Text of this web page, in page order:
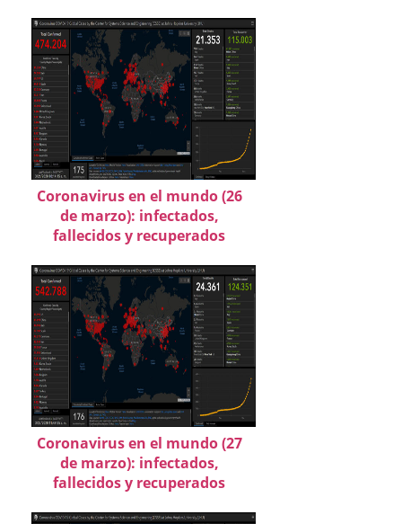
Coronavirus en el mundo (26
de marzo): infectados,
fallecidos y recuperados
Coronavirus en el mundo (27
de marzo): infectados,
fallecidos y recuperados